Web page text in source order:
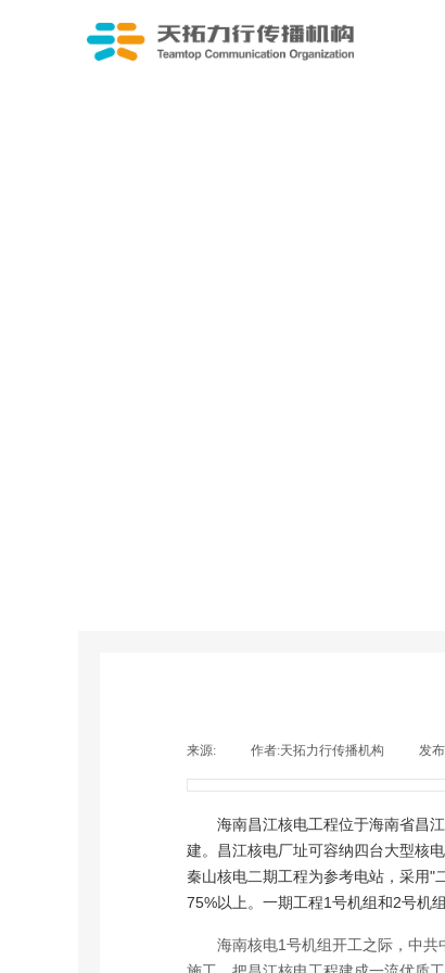
来源: 作者:天拓力行传播机构 发
海南昌江核电工程位于海南省昌
建。昌江核电厂址可容纳四台大型核
秦山核电二期工程为参考电站，采用"
75%以上。一期工程1号机组和2号机
海南核电1号机组开工之际，中